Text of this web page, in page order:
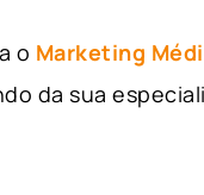
o Marketing
da sua